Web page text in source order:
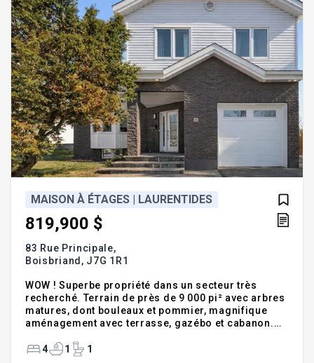
MAISON À ÉTAGES | LAURENTIDES
819,900 $
83 Rue Principale,
Boisbriand, J7G 1R1
WOW ! Superbe propriété dans un secteur très
recherché. Terrain de près de 9 000 pi² avec arbres
matures, dont bouleaux et pommier, magnifique
aménagement avec terrasse, gazébo et cabanon.
foyer au gaz 3 faces, escalier avec rampe en verre
4 1 1